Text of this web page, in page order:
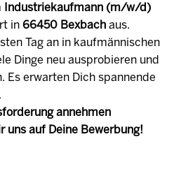
Industriekaufmann (m/w/d)
in 66450 Bexbach aus.
Tag an in kaufmännischen
Dinge neu ausprobieren und
Es erwarten Dich spannende
annehmen
uns auf Deine Bewerbung!